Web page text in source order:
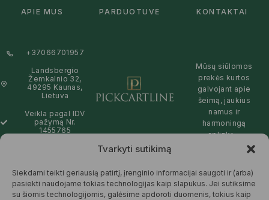
Tvarkyti sutikimą
Siekdami teikti geriausią patirtį, įrenginio informacijai saugoti ir (arba)
pasiekti naudojame tokias technologijas kaip slapukus. Jei sutiksime
su šiomis technologijomis, galėsime apdoroti duomenis, tokius kaip
APIE MUS PARDUOTUVĖ KONTAKTAI
+37066701957
Landsbergio
Žemkalnio 32,
49295 Kaunas,
Lietuva
Veikla pagal IDV
pažymą Nr.
1455765
09:00 - 19:00
Mūsų siūlomos
prekės kurtos
galvojant apie
šeimą, jaukius
namus ir
harmoningą
aplinką –
draugiškos tiek
Jums, tiek
gamtai.